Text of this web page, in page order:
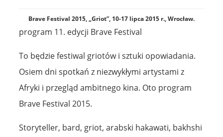
Brave Festival 2015, „Griot”, 10-17 lipca 2015 r., Wrocław.
program 11. edycji Brave Festival
To będzie festiwal griotów i sztuki opowiadania.
Osiem dni spotkań z niezwykłymi artystami z
Afryki i przegląd ambitnego kina. Oto program
Brave Festival 2015.
Storyteller, bard, griot, arabski hakawati, bakhshi